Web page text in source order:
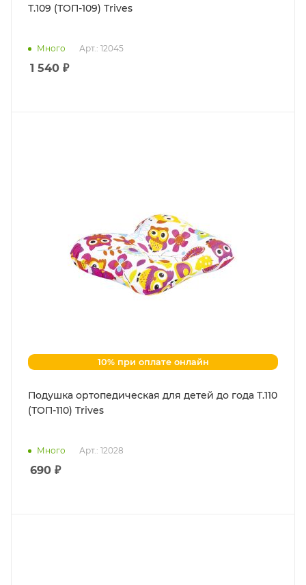
Т.109 (ТОП-109) Trives
Много Арт.: 12045
1 540 ₽
10% при оплате онлайн
Подушка ортопедическая для детей до года Т.110
(ТОП-110) Trives
Много Арт.: 12028
690 ₽